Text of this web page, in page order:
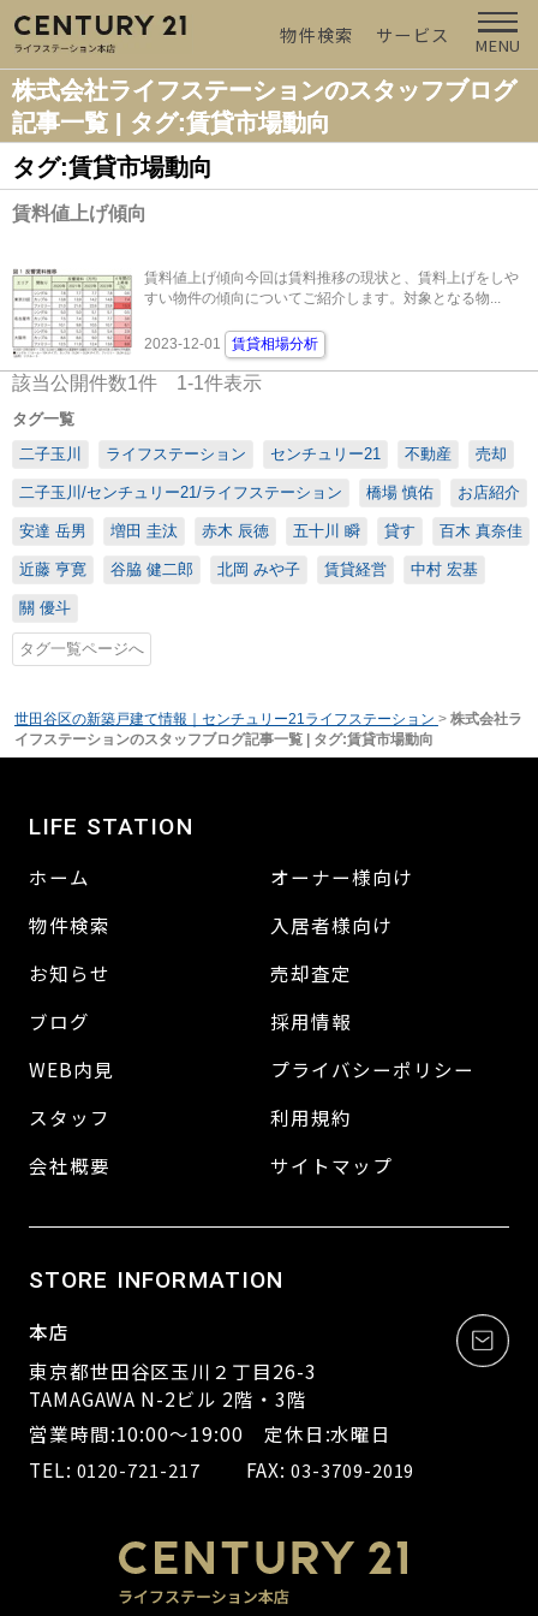
物件検索 サービス MENU
株式会社ライフステーションのスタッフブログ
記事一覧 | タグ:賃貸市場動向
タグ:賃貸市場動向
賃料値上げ傾向
賃料値上げ傾向今回は賃料推移の現状と、賃料上げをしや
すい物件の傾向についてご紹介します。対象となる物...
2023-12-01 賃貸相場分析
該当公開件数1件 1-1件表示
タグ一覧
二子玉川
ライフステーション センチュリー21 不動産 売却
二子玉川/センチュリー21/ライフステーション 橋場 慎佑 お店紹介
安達 岳男 増田 圭汰 赤木 辰徳 五十川 瞬 貸す 百木 真奈佳
近藤 亨寛 谷脇 健二郎 北岡 みや子 賃貸経営 中村 宏基
關 優斗
タグ一覧ページへ
世田谷区の新築戸建て情報｜センチュリー21ライフステーション > 株式会社ラ
イフステーションのスタッフブログ記事一覧 | タグ:賃貸市場動向
LIFE STATION
ホーム
物件検索
お知らせ
ブログ
WEB内見
スタッフ
会社概要
オーナー様向け
入居者様向け
売却査定
採用情報
プライバシーポリシー
利用規約
サイトマップ
STORE INFORMATION
本店
東京都世田谷区玉川２丁目26-3
TAMAGAWA N-2ビル 2階・3階
営業時間:10:00～19:00 定休日:水曜日
TEL: 0120-721-217 FAX:03-3709-2019